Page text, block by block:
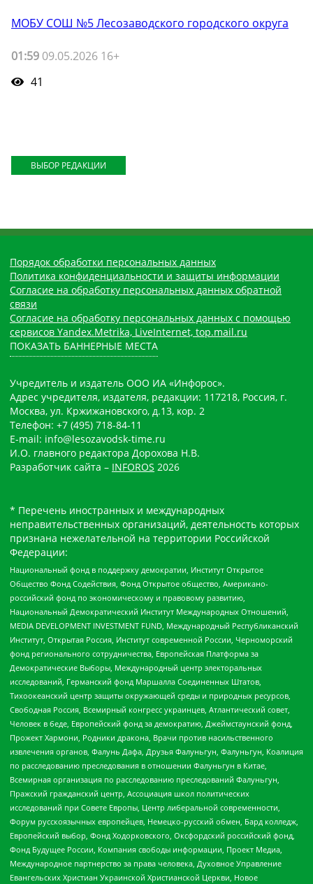
МОБУ СОШ №5 Лесозаводского городского округа
01:59 09.05.2026 16+
41
ВЫБОР РЕДАКЦИИ
Порядок обработки персональных данных
Политика конфиденциальности и защиты информации
Согласие на обработку персональных данных обратной
связи
Согласие на обработку персональных данных с помощью
сервисов Yandex.Metrika, LiveInternet, top.mail.ru
ПОКАЗАТЬ БАННЕРНЫЕ МЕСТА
Учредитель и издатель ООО ИА «Инфорос».
Адрес учредителя, издателя, редакции: 117218, Россия, г.
Москва, ул. Кржижановского, д.13, кор. 2
Телефон: +7 (495) 718-84-11
E-mail: info@lesozavodsk-time.ru
И.О. главного редактора Дорохова Н.В.
Разработчик сайта – INFOROS 2026
* Перечень иностранных и международных
неправительственных организаций, деятельность которых
признана нежелательной на территории Российской
Федерации:
Национальный фонд в поддержку демократии, Институт Открытое
Общество Фонд Содействия, Фонд Открытое общество, Американо-
российский фонд по экономическому и правовому развитию,
Национальный Демократический Институт Международных Отношений,
MEDIA DEVELOPMENT INVESTMENT FUND, Международный Республиканский
Институт, Открытая Россия, Институт современной России, Черноморский
фонд регионального сотрудничества, Европейская Платформа за
Демократические Выборы, Международный центр электоральных
исследований, Германский фонд Маршалла Соединенных Штатов,
Тихоокеанский центр защиты окружающей среды и природных ресурсов,
Свободная Россия, Всемирный конгресс украинцев, Атлантический совет,
Человек в беде, Европейский фонд за демократию, Джеймстаунский фонд,
Прожект Хармони, Родники дракона, Врачи против насильственного
извлечения органов, Фалунь Дафа, Друзья Фалуньгун, Фалуньгун, Коалиция
по расследованию преследования в отношении Фалуньгун в Китае,
Всемирная организация по расследованию преследований Фалуньгун,
Пражский гражданский центр, Ассоциация школ политических
исследований при Совете Европы, Центр либеральной современности,
Форум русскоязычных европейцев, Немецко-русский обмен, Бард колледж,
Европейский выбор, Фонд Ходорковского, Оксфордский российский фонд,
Фонд Будущее России, Компания свободы информации, Проект Медиа,
Международное партнерство за права человека, Духовное Управление
Евангельских Христиан Украинской Христианской Церкви, Новое